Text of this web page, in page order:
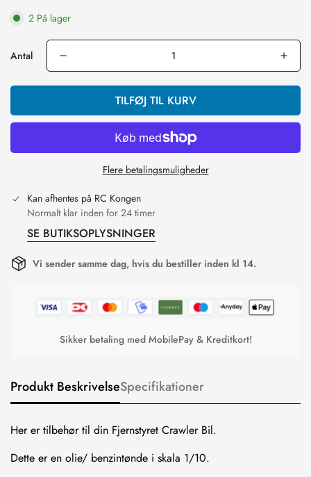
2 På lager
Antal
TILFØJ TIL KURV
Flere betalingsmuligheder
Kan afhentes på RC Kongen
Normalt klar inden for 24 timer
SE BUTIKSOPLYSNINGER
Vi sender samme dag, hvis du bestiller inden kl 14.
Sikker betaling med MobilePay & Kreditkort!
Produkt BeskrivelseSpecifikationer
Her er tilbehør til din Fjernstyret Crawler Bil.
Dette er en olie/ benzintønde i skala 1/10.